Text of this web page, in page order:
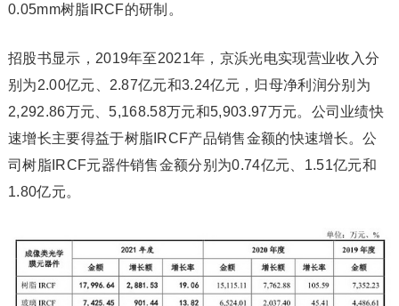
0.05mm树脂IRCF的研制。
招股书显示，2019年至2021年，京浜光电实现营业收入分
别为2.00亿元、2.87亿元和3.24亿元，归母净利润分别为
2,292.86万元、5,168.58万元和5,903.97万元。公司业绩快
速增长主要得益于树脂IRCF产品销售金额的快速增长。公
司树脂IRCF元器件销售金额分别为0.74亿元、1.51亿元和
1.80亿元。